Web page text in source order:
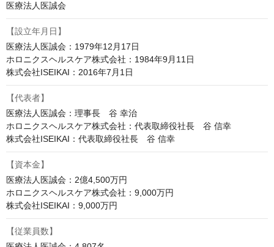
医療法人医誠会
【設立年月日】
医療法人医誠会：1979年12月17日
ホロニクスヘルスケア株式会社：1984年9月11日
株式会社ISEIKAI：2016年7月1日
【代表者】
医療法人医誠会：理事長　谷 幸治
ホロニクスヘルスケア株式会社：代表取締役社長　谷 信幸
株式会社ISEIKAI：代表取締役社長　谷 信幸
【資本金】
医療法人医誠会：2億4,500万円
ホロニクスヘルスケア株式会社：9,000万円
株式会社ISEIKAI：9,000万円
【従業員数】